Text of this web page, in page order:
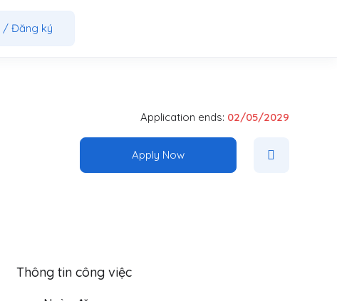
/ Đăng ký
Application ends: 02/05/2029
Apply Now
Thông tin công việc